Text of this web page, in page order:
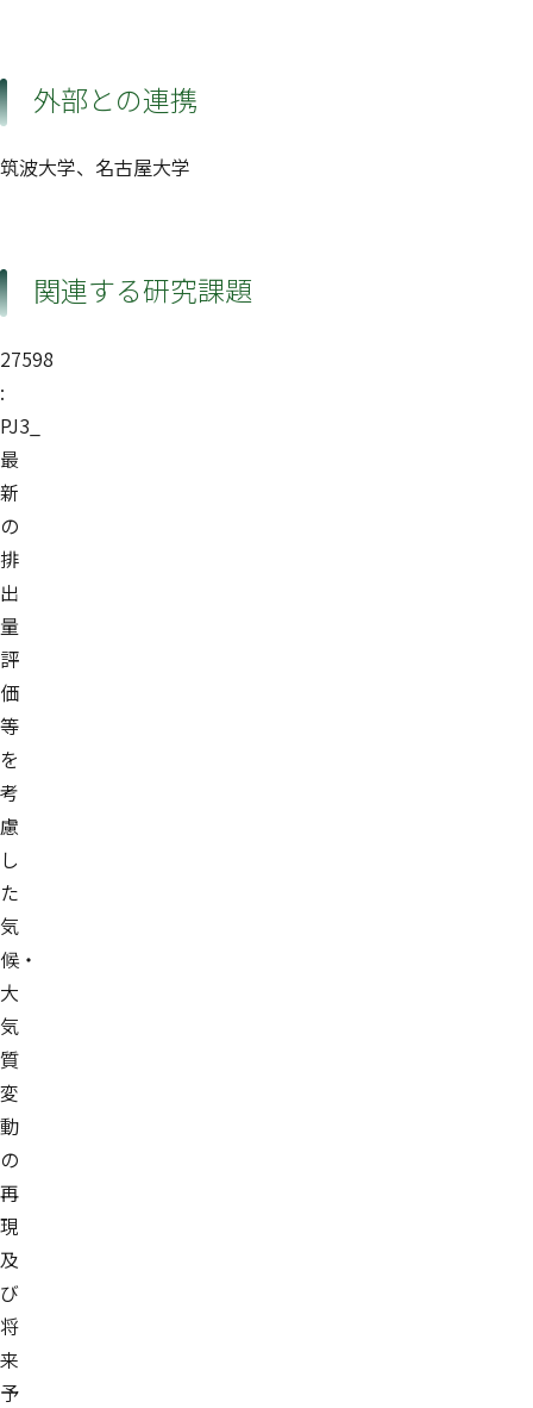
外部との連携
筑波大学、名古屋大学
関連する研究課題
27598
:
PJ3_
最
新
の
排
出
量
評
価
等
を
考
慮
し
た
気
候・
大
気
質
変
動
の
再
現
及
び
将
来
予